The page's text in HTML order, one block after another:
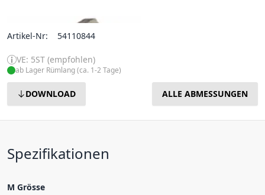
Artikel-Nr: 54110844
VE: 5ST (empfohlen)
ab Lager Rümlang (ca. 1-2 Tage)
DOWNLOAD ALLE ABMESSUNGEN
Spezifikationen
M Grösse